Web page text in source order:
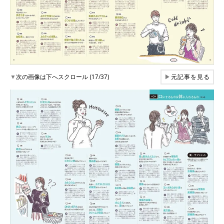
▼次の画像は下へスクロール (17/37) ▶元記事を見る